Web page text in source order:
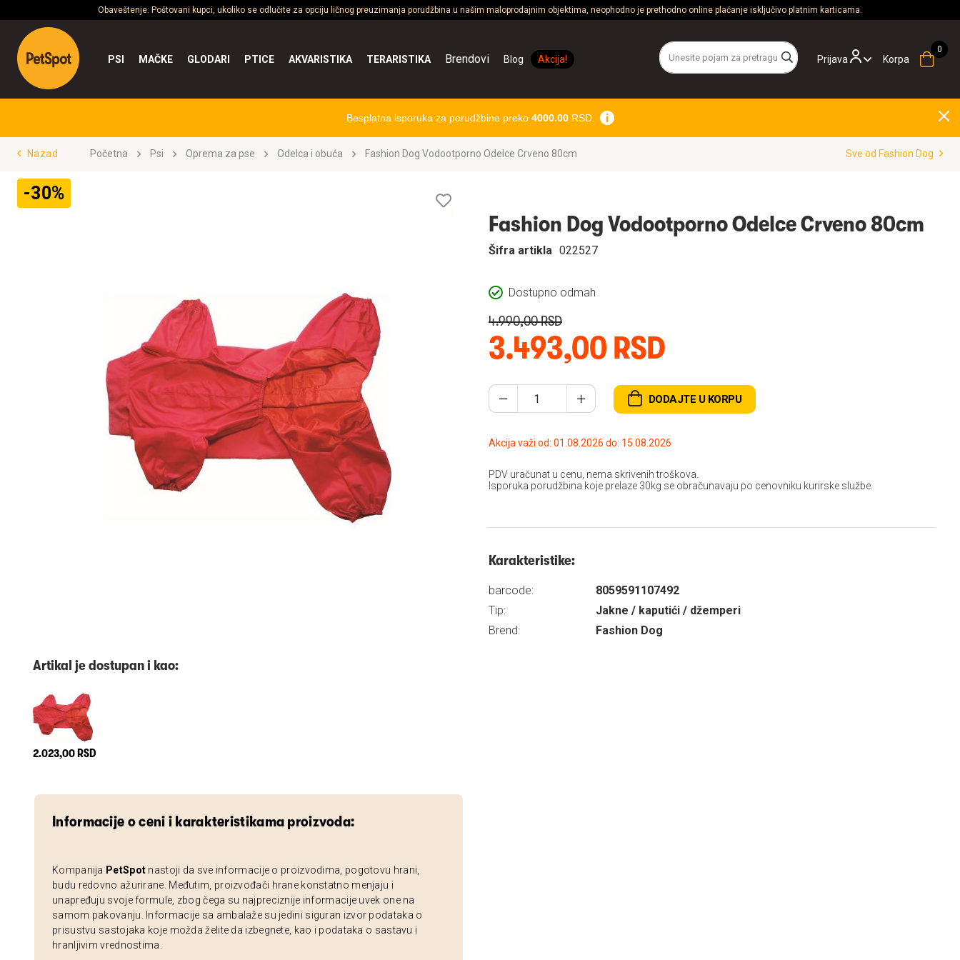
Obaveštenje: Poštovani kupci, ukoliko se odlučite za opciju ličnog preuzimanja porudžbina u našim maloprodajnim objektima, neophodno je prethodno online plaćanje isključivo platnim karticama.
Prijava
PSI MAČKE GLODARI PTICE AKVARISTIKA TERARISTIKA Brendovi Blog Akcija! Korpa
Besplatna isporuka za porudžbine preko 4000.00RSD.
Nazad Početna Psi Oprema za pse Odelca i obuća Fashion Dog Vodootporno Odelce Crveno 80cm Sve od Fashion Dog
-30%
Artikal je dostupan i kao:
2.023,00 RSD
Informacije o ceni i karakteristikama proizvoda:
Kompanija PetSpot nastoji da sve informacije o proizvodima, pogotovu hrani,
budu redovno ažurirane. Međutim, proizvođači hrane konstatno menjaju i
unapređuju svoje formule, zbog čega su najpreciznije informacije uvek one na
samom pakovanju. Informacije sa ambalaže su jedini siguran izvor podataka o
prisustvu sastojaka koje možda želite da izbegnete, kao i podataka o sastavu i
hranljivim vrednostima.
želja
Fashion Dog Vodootporno Odelce Crveno 80cm
Dostupno odmah
Šifra artikla 022527
3.493,00 RSD
4.990,00 RSD
DODAJTE U KORPU
Akcija važi od: 01.08.2026 do: 15.08.2026
PDV uračunat u cenu, nema skrivenih troškova.
Isporuka porudžbina koje prelaze 30kg se obračunavaju po cenovniku kurirske službe.
Karakteristike:
barcode:
8059591107492
Tip:
Jakne / kaputići / džemperi
Brend:
Fashion Dog